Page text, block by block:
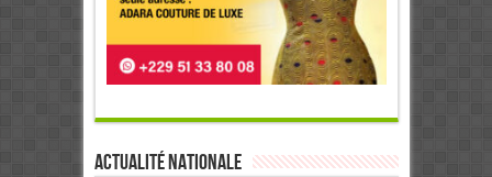
Actualité Nationale